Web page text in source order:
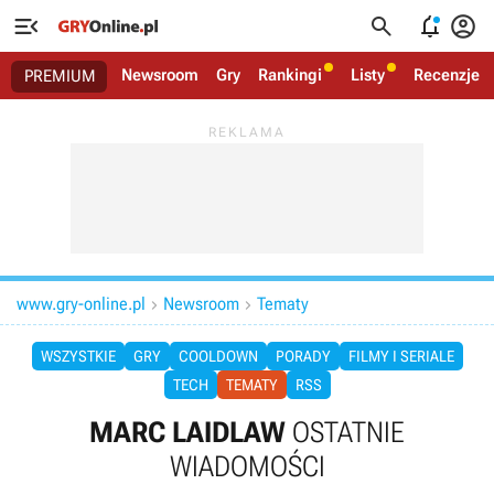
   
PREMIUM Newsroom Gry Rankingi Listy Recenzje
www.gry-online.pl  Newsroom  Tematy
WSZYSTKIE GRY COOLDOWN PORADY
FILMY I SERIALE
TECH
TEMATY RSS
MARC LAIDLAW OSTATNIE
WIADOMOŚCI